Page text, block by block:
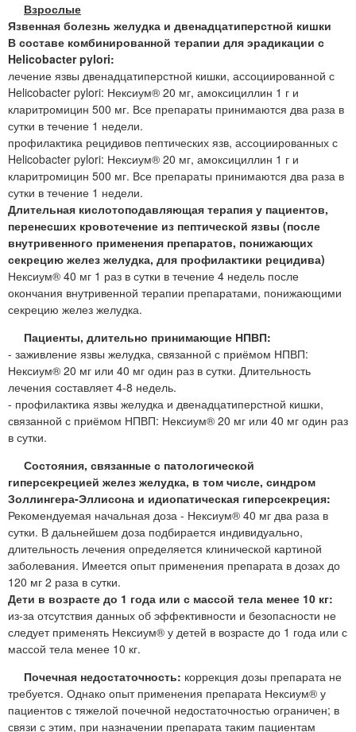
Взрослые
Язвенная болезнь желудка и двенадцатиперстной кишки
В составе комбинированной терапии для эрадикации с
Helicobacter pylori:
лечение язвы двенадцатиперстной кишки, ассоциированной с
Helicobacter pylori: Нексиум® 20 мг, амоксициллин 1 г и
кларитромицин 500 мг. Все препараты принимаются два раза в
сутки в течение 1 недели.
профилактика рецидивов пептических язв, ассоциированных с
Helicobacter pylori: Нексиум® 20 мг, амоксициллин 1 г и
кларитромицин 500 мг. Все препараты принимаются два раза в
сутки в течение 1 недели.
Длительная кислотоподавляющая терапия у пациентов,
перенесших кровотечение из пептической язвы (после
внутривенного применения препаратов, понижающих
секрецию желез желудка, для профилактики рецидива)
Нексиум® 40 мг 1 раз в сутки в течение 4 недель после
окончания внутривенной терапии препаратами, понижающими
секрецию желез желудка.
Пациенты, длительно принимающие НПВП:
- заживление язвы желудка, связанной с приёмом НПВП:
Нексиум® 20 мг или 40 мг один раз в сутки. Длительность
лечения составляет 4-8 недель.
- профилактика язвы желудка и двенадцатиперстной кишки,
связанной с приёмом НПВП: Нексиум® 20 мг или 40 мг один раз
в сутки.
Состояния, связанные с патологической
гиперсекрецией желез желудка, в том числе, синдром
Золлингера-Эллисона и идиопатическая гиперсекреция:
Рекомендуемая начальная доза - Нексиум® 40 мг два раза в
сутки. В дальнейшем доза подбирается индивидуально,
длительность лечения определяется клинической картиной
заболевания. Имеется опыт применения препарата в дозах до
120 мг 2 раза в сутки.
Дети в возрасте до 1 года или с массой тела менее 10 кг:
из-за отсутствия данных об эффективности и безопасности не
следует применять Нексиум® у детей в возрасте до 1 года или с
массой тела менее 10 кг.
Почечная недостаточность: коррекция дозы препарата не
требуется. Однако опыт применения препарата Нексиум® у
пациентов с тяжелой почечной недостаточностью ограничен; в
связи с этим, при назначении препарата таким пациентам